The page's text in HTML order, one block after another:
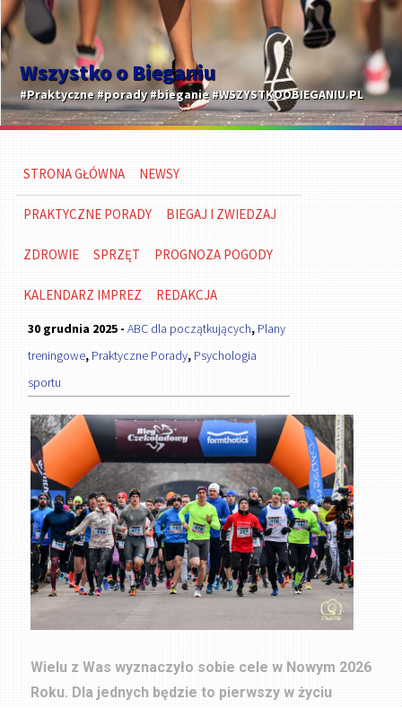
Wszystko o Bieganiu
#Praktyczne #porady #bieganie #WSZYSTKOOBIEGANIU.PL
STRONA GŁÓWNA NEWSY
PRAKTYCZNE PORADY BIEGAJ I ZWIEDZAJ
ZDROWIE SPRZĘT PROGNOZA POGODY
KALENDARZ IMPREZ REDAKCJA
30 grudnia 2025 - ABC dla początkujących, Plany
treningowe, Praktyczne Porady, Psychologia
sportu
Wielu z Was wyznaczyło sobie cele w Nowym 2026
Roku. Dla jednych będzie to pierwszy w życiu